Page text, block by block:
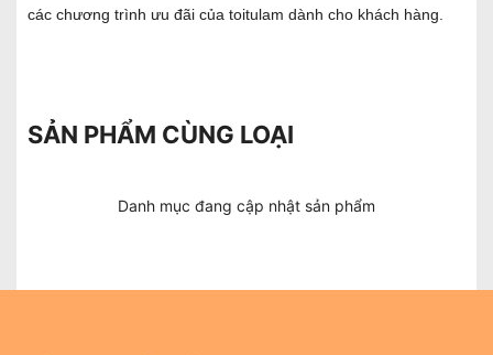
các chương trình ưu đãi của toitulam dành cho khách hàng.
SẢN PHẨM CÙNG LOẠI
Danh mục đang cập nhật sản phẩm